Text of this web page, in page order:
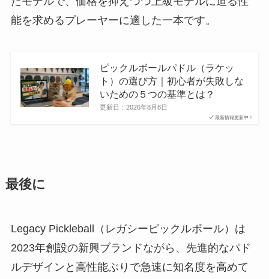
能を求めるプレーヤーに適した一本です。
最新情報更新中！
ピックルボールパドル（ラケッ
ト）の選び方｜初心者が失敗しな
いための５つの基準とは？
更新日： 2026年8月8日
最後に
Legacy Pickleball（レガシーピックルボール）は
2023年創設の新興ブランドながら、先進的なパド
ルデザインと高性能ぶりで急速に知名度を高めて